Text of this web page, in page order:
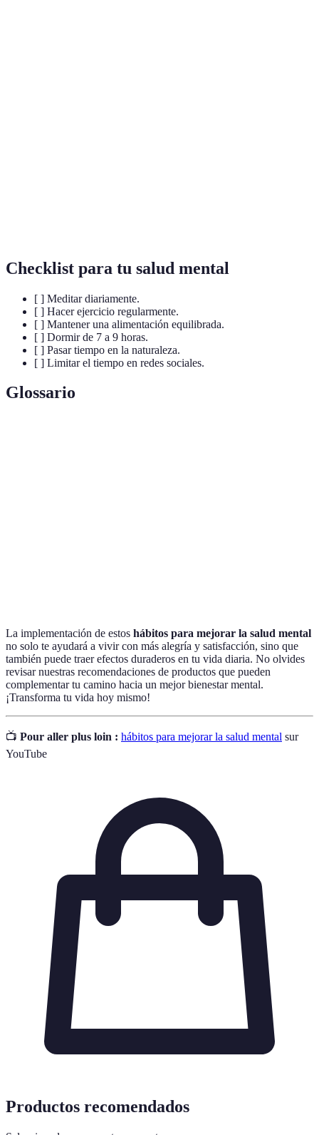
Checklist para tu salud mental
[ ] Meditar diariamente.
[ ] Hacer ejercicio regularmente.
[ ] Mantener una alimentación equilibrada.
[ ] Dormir de 7 a 9 horas.
[ ] Pasar tiempo en la naturaleza.
[ ] Limitar el tiempo en redes sociales.
Glossario
La implementación de estos hábitos para mejorar la salud mental
no solo te ayudará a vivir con más alegría y satisfacción, sino que
también puede traer efectos duraderos en tu vida diaria. No olvides
revisar nuestras recomendaciones de productos que pueden
complementar tu camino hacia un mejor bienestar mental.
¡Transforma tu vida hoy mismo!
📺 Pour aller plus loin : hábitos para mejorar la salud mental sur
YouTube
Productos recomendados